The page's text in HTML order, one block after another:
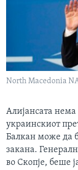
North Macedonia
Алијансата
украинскиот
Балкан може да
закана.
во Скопје, беше